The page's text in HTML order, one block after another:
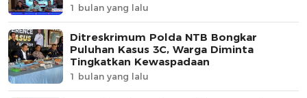
1 bulan yang lalu
Ditreskrimum Polda NTB Bongkar
Puluhan Kasus 3C, Warga Diminta
Tingkatkan Kewaspadaan
1 bulan yang lalu